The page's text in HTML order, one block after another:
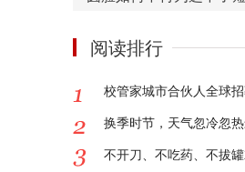
阅读排行
校管家城市合伙人全球
换季时节，天气忽冷忽
不开刀、不吃药、不拔